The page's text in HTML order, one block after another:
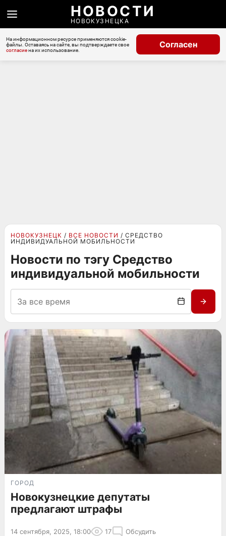
НОВОСТИ
НОВОКУЗНЕЦКА
На информационном ресурсе применяются cookie-
файлы. Оставаясь на сайте, вы подтверждаете свое
согласиена их использование.
Согласен
НОВОКУЗНЕЦК ВСЕ НОВОСТИ
СРЕДСТВО
ИНДИВИДУАЛЬНОЙ МОБИЛЬНОСТИ
Новости по тэгу Средство
индивидуальной мобильности
ГОРОД
Новокузнецкие депутаты
предлагают штрафы
14 сентября, 2025, 18:00 17 Обсудить